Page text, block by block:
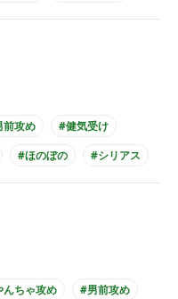
メガネ攻め
#黒髪攻め
前攻め
#健気受け
#ほのぼの
#シリアス
ノンケ受け
#リーマン攻め
んちゃ攻め #男前攻め